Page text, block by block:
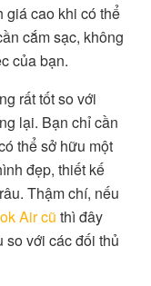
giá cao khi có thể
cắm sạc, không
của bạn.
rất tốt so với
lại. Bạn chỉ cần
thể sở hữu một
đẹp, thiết kế
Thậm chí, nếu
Air cũ thì đây
so với các đối thủ